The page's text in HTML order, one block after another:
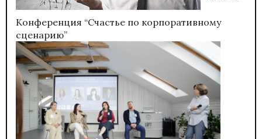
Конференция “Счастье по корпоративному
сценарию”